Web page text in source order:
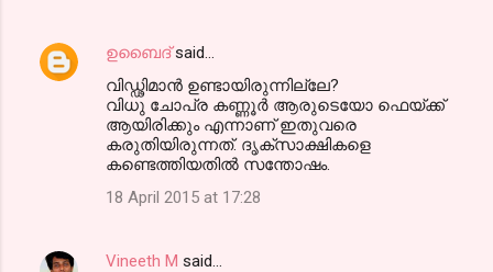
ഉബൈദ്said…
വിഡ്ഢിമാന്‍ ഉണ്ടായിരുന്നില്ലേ?
വിധു ചോപ്ര കണ്ണൂര്‍ ആരുടെയോ ഫെയ്ക്ക്
ആയിരിക്കും എന്നാണ് ഇതുവരെ
കരുതിയിരുന്നത്. ദൃക്സാക്ഷികളെ
കണ്ടെത്തിയതില്‍ സന്തോഷം.
18 April 2015 at 17:28
Vineeth M said…